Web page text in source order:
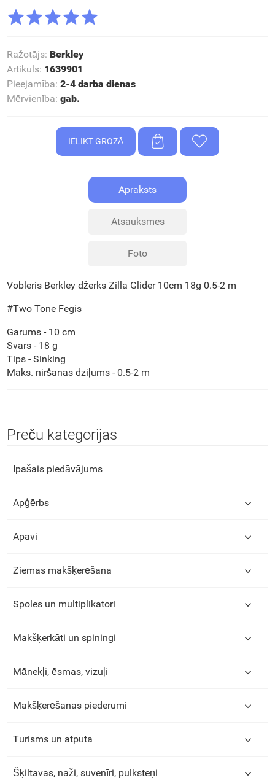
Ražotājs: Berkley
Artikuls: 1639901
Pieejamība: 2-4 darba dienas
Mērvienība: gab.
Apraksts
Atsauksmes
Foto
Vobleris Berkley džerks Zilla Glider 10cm 18g 0.5-2 m
#Two Tone Fegis
Garums - 10 cm
Svars - 18 g
Tips - Sinking
Maks. niršanas dziļums - 0.5-2 m
Preču kategorijas
Īpašais piedāvājums
Apģērbs
Apavi
Ziemas makšķerēšana
Spoles un multiplikatori
Makšķerkāti un spiningi
Mānekļi, ēsmas, vizuļi
Makšķerēšanas piederumi
Tūrisms un atpūta
Šķiltavas, naži, suvenīri, pulksteņi